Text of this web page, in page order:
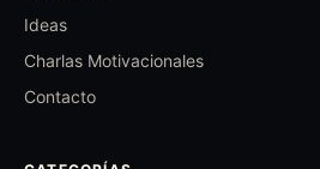
Ideas
Charlas Motivacionales
Contacto